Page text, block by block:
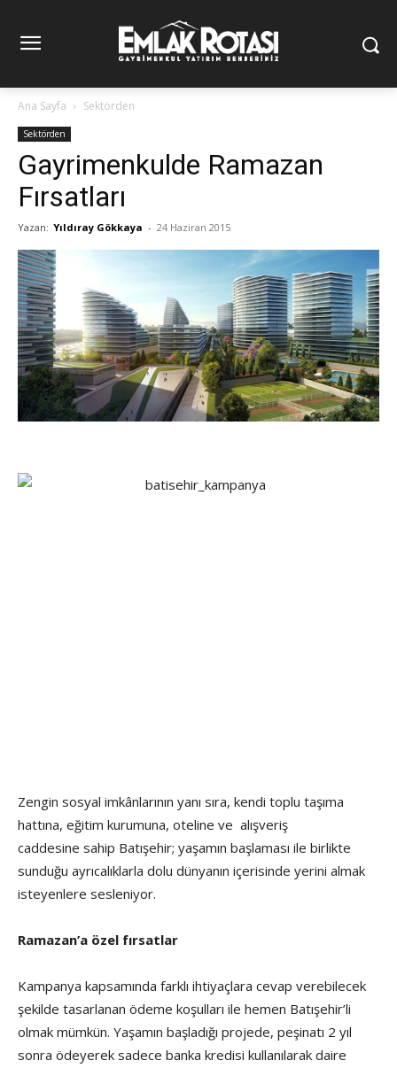
Ana Sayfa Sektörden
Sektörden
Gayrimenkulde Ramazan
Fırsatları
Yazan: Yıldıray Gökkaya - 24 Haziran 2015
Zengin sosyal imkânlarının yanı sıra, kendi toplu taşıma
hattına, eğitim kurumuna, oteline ve alışveriş
caddesine sahip Batışehir; yaşamın başlaması ile birlikte
sunduğu ayrıcalıklarla dolu dünyanın içerisinde yerini almak
isteyenlere sesleniyor.
Ramazan’a özel fırsatlar
Kampanya kapsamında farklı ihtiyaçlara cevap verebilecek
şekilde tasarlanan ödeme koşulları ile hemen Batışehir’li
olmak mümkün. Yaşamın başladığı projede, peşinatı 2 yıl
sonra ödeyerek sadece banka kredisi kullanılarak daire